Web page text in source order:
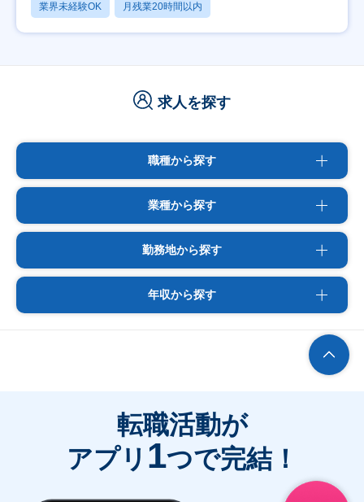
業界未経験OK 月残業20時間以内
求人を探す
職種から探す
業種から探す
勤務地から探す
年収から探す
転職活動が
アプリ 1つで完結！